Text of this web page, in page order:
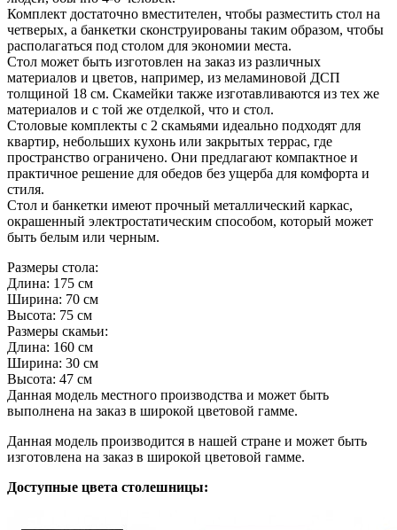
Комплект достаточно вместителен, чтобы разместить стол на
четверых, а банкетки сконструированы таким образом, чтобы
располагаться под столом для экономии места.
Стол может быть изготовлен на заказ из различных
материалов и цветов, например, из меламиновой ДСП
толщиной 18 см. Скамейки также изготавливаются из тех же
материалов и с той же отделкой, что и стол.
Столовые комплекты с 2 скамьями идеально подходят для
квартир, небольших кухонь или закрытых террас, где
пространство ограничено. Они предлагают компактное и
практичное решение для обедов без ущерба для комфорта и
стиля.
Стол и банкетки имеют прочный металлический каркас,
окрашенный электростатическим способом, который может
быть белым или черным.
Размеры стола:
Длина: 175 см
Ширина: 70 см
Высота: 75 см
Размеры скамьи:
Длина: 160 см
Ширина: 30 см
Высота: 47 см
Данная модель местного производства и может быть
выполнена на заказ в широкой цветовой гамме.
Данная модель производится в нашей стране и может быть
изготовлена на заказ в широкой цветовой гамме.
Доступные цвета столешницы: